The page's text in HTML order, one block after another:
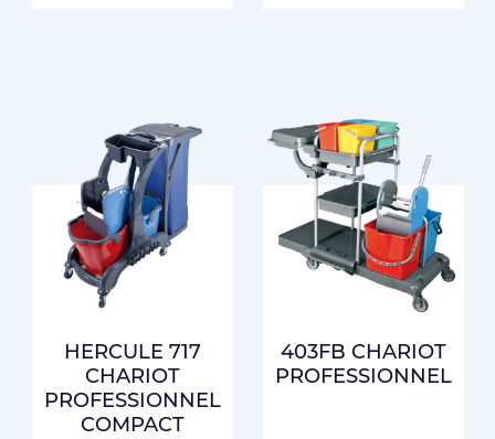
HERCULE 717
CHARIOT
PROFESSIONNEL
COMPACT
403FB CHARIOT
PROFESSIONNEL